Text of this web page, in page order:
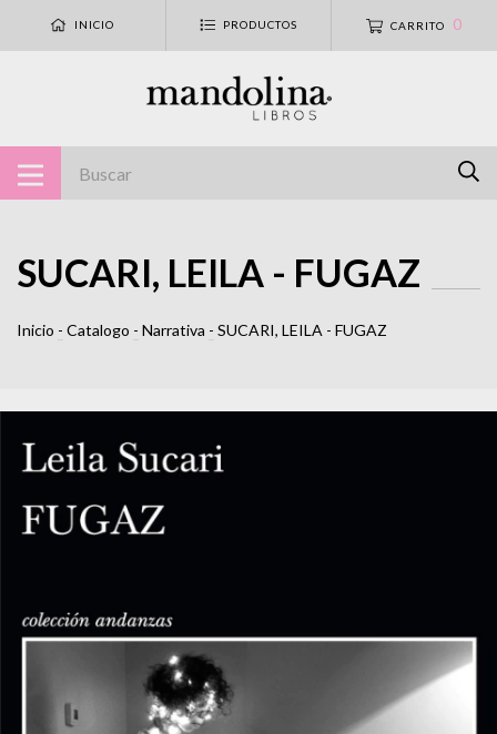
INICIO PRODUCTOS CARRITO 0
SUCARI, LEILA - FUGAZ
Inicio - Catalogo - Narrativa - SUCARI, LEILA - FUGAZ